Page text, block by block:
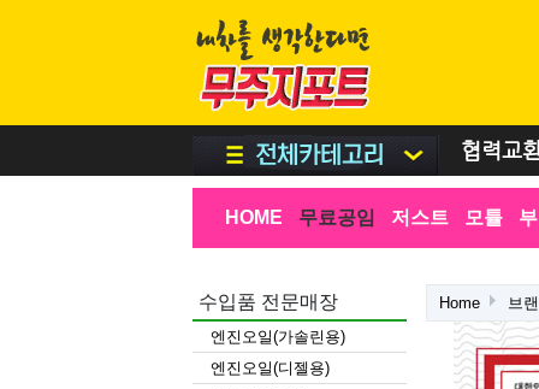
협력교
HOME 무료공임 저스트 모튤
수입품 전문매장
엔진오일(가솔린용)
엔진오일(디젤용)
Home 브